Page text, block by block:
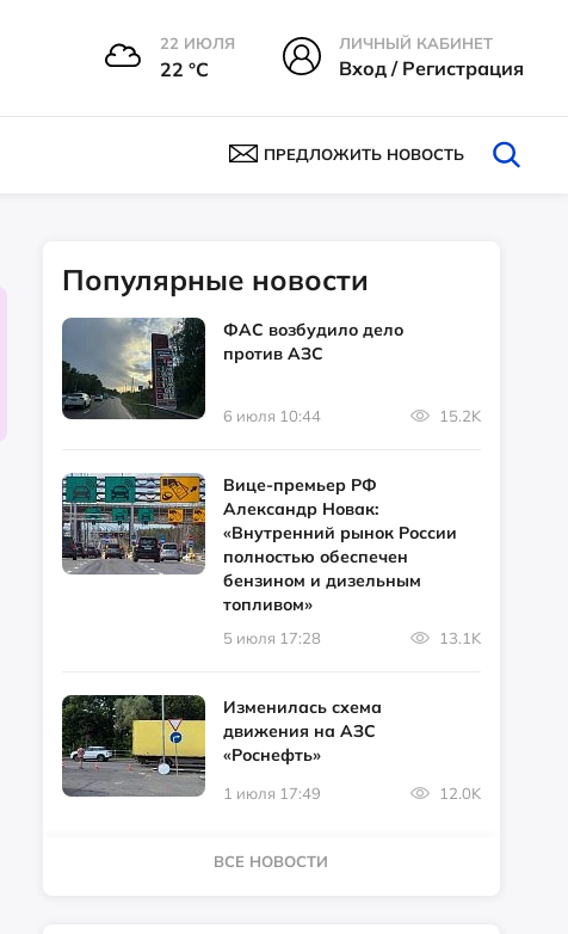
22 ИЮЛЯ
22 °С
ЛИЧНЫЙ КАБИНЕТ
Вход / Регистрация
ПРЕДЛОЖИТЬ НОВОСТЬ
Популярные новости
ФАС возбудило дело
против АЗС
6 июля 10:44 15.2K
Вице-премьер РФ
Александр Новак:
«Внутренний рынок России
полностью обеспечен
бензином и дизельным
топливом»
5 июля 17:28 13.1K
Изменилась схема
движения на АЗС
«Роснефть»
1 июля 17:49 12.0K
ВСЕ НОВОСТИ